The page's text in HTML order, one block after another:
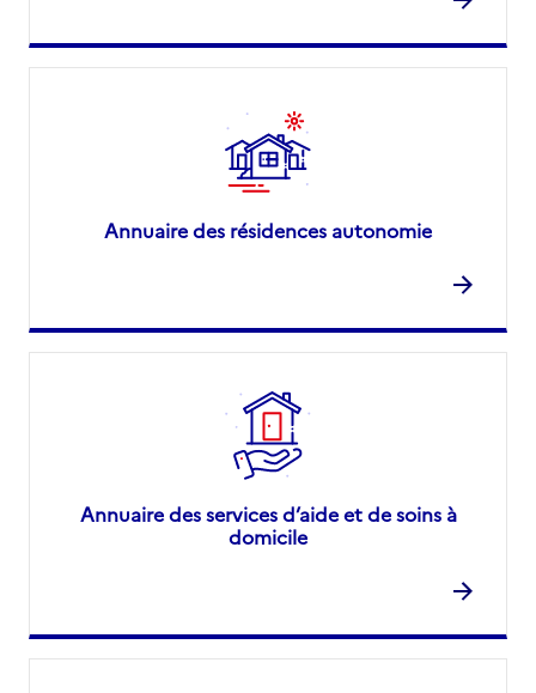
Annuaire des résidences autonomie
Annuaire des services d’aide et de soins à
domicile